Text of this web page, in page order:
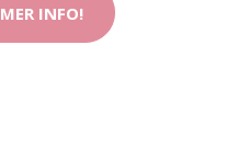
MER INFO!